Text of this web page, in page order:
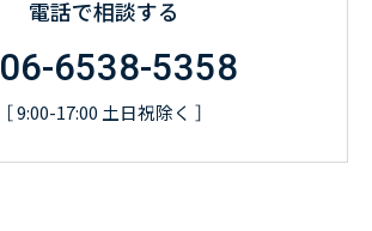
電話で相談する
06-6538-5358
［ 9:00-17:00 土日祝除く ］